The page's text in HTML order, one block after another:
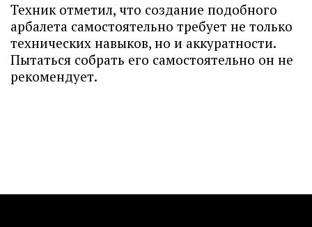
Техник отметил, что создание подобного
арбалета самостоятельно требует не только
технических навыков, но и аккуратности.
Пытаться собрать его самостоятельно он не
рекомендует.